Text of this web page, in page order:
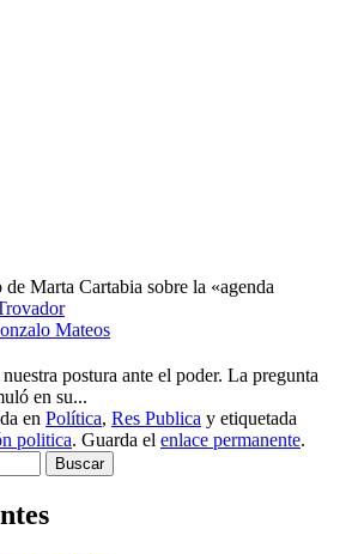
Marta Cartabia sobre la «agenda
Mateos
postura ante el poder. La pregunta
en su...
en Política, Res Publica y etiquetada
politica. Guarda el enlace permanente.